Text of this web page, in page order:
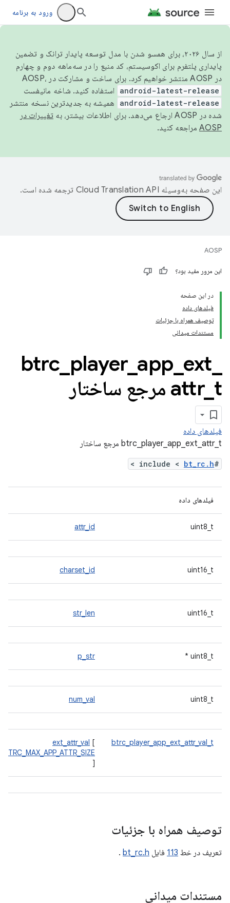
ورود به برنامه
از سال ۲۰۲۶، برای همسو شدن با مدل توسعه پایدار ترانک و تضمین
پایداری پلتفرم برای اکوسیستم، کد منبع را در سه‌ماهه دوم و چهارم
در AOSP منتشر خواهیم کرد. برای ساخت و مشارکت در AOSP،
android-latest-release استفاده کنید. شاخه مانیفست
android-latest-release
همیشه به جدیدترین نسخه منتشر
شده در AOSP ارجاع می‌دهد. برای اطلاعات بیشتر، به
تغییرات در
AOSP مراجعه کنید.
این صفحه به‌وسیله ترجمه شده است.
AOSP
این مرور مفید بود؟
در این صفحه
فیلدهای داده
توصیف همراه با جزئیات
مستندات میدانی
btrc player_ app ext
attr_ t مرجع ساختار
فیلدهای داده
btrc_player_app_ext_attr_t مرجع ساختار
#include <
bt_rc.h
>
فیلدهای داده
uint8_t
attr_id
uint16_t
charset_id
uint16_t
str_len
uint8_t *
p_str
uint8_t
num_val
btrc_player_app_ext_attr_val_t
ext_attr_val [
BTRC_MAX_APP_ATTR_SIZE
]
توصیف همراه با جزئیات
تعریف در خط 113 فایل bt_rc.h
.
مستندات میدانی